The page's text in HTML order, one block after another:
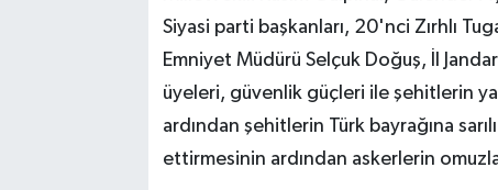
Siyasi parti başkanları, 20'nci Zırhlı
Emniyet Müdürü Selçuk Doğuş, İl
üyeleri, güvenlik güçleri ile şehitlerin
ardından şehitlerin Türk bayrağına
ettirmesinin ardından askerlerin